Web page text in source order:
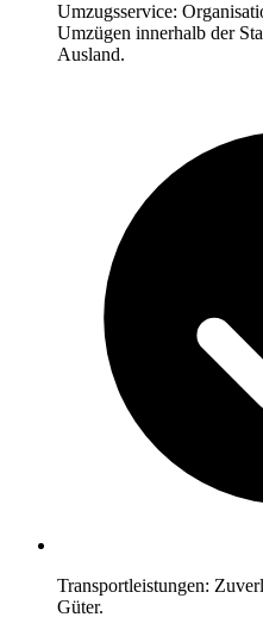
Umzugsservice:
Umzügen innerhalb der
Ausland.
Transportleistungen:
Güter.